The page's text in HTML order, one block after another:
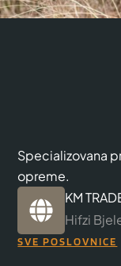
Specializovana
opreme.
KM
Hifzi
SVE POSLOVNICE